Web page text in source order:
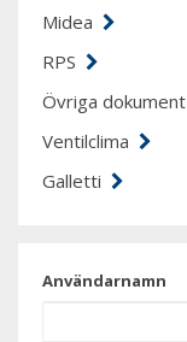
Midea
RPS
Övriga dokument
Ventilclima
Galletti
Användarnamn